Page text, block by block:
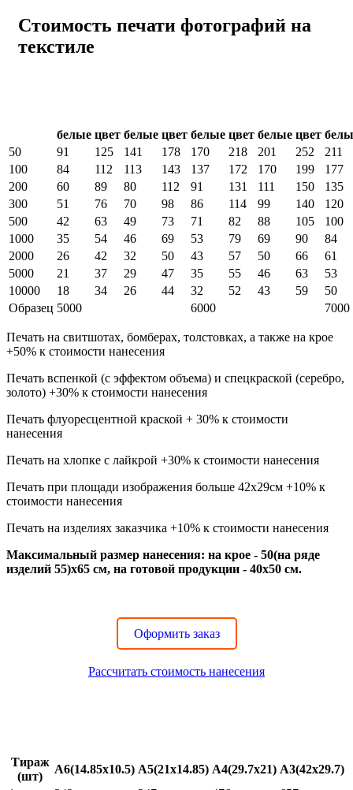
Стоимость печати фотографий на
текстиле
белые цвет белые цвет белые цвет белые цвет
50
91 125 141 178 170 218 201 252
211
100
84 112 113 143 137 172 170 199
177
200
60 89 80 112 91 131 111 150
135
300
51 76 70 98 86 114 99 140
120
500
42 63 49 73 71 82 88 105
100
1000
35 54 46 69 53 79 69 90
84
2000
26 42 32 50 43 57 50 66
61
5000
21 37 29 47 35 55 46 63
53
10000
18 34 26 44 32 52 43 59
50
Образец 5000 6000 7000
Печать на свитшотах, бомберах, толстовках, а также на крое
+50% к стоимости нанесения
Печать вспенкой (с эффектом объема) и спецкраской (серебро,
золото) +30% к стоимости нанесения
Печать флуоресцентной краской + 30% к стоимости
нанесения
Печать на хлопке с лайкрой +30% к стоимости нанесения
Печать при площади изображения больше 42x29см +10% к
стоимости нанесения
Печать на изделиях заказчика +10% к стоимости нанесения
Максимальный размер нанесения: на крое - 50(на ряде
изделий 55)x65 см, на готовой продукции - 40x50 см.
Оформить заказ
Рассчитать стоимость нанесения
Тираж
(шт)
A6(14.85x10.5) A5(21x14.85) A4(29.7x21) A3(42x29.7)